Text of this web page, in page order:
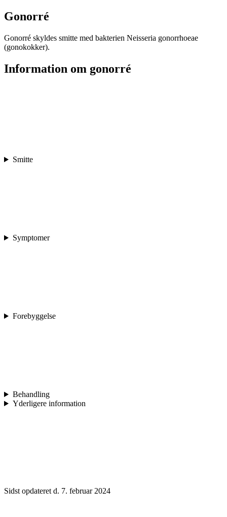
Gonorré
Gonorré skyldes smitte med bakterien Neisseria gonorrhoeae
(gonokokker).
Information om gonorré
Smitte
Symptomer
Forebyggelse
Behandling
Yderligere information
Sidst opdateret d. 7. februar 2024